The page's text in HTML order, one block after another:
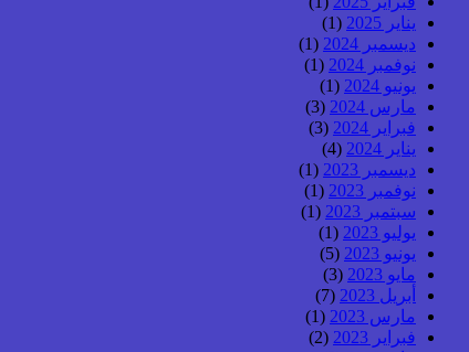
يناير 2025
(1)
ديسمبر 2024
(1)
نوفمبر 2024
(1)
يونيو 2024
(1)
مارس 2024
(3)
فبراير 2024
(3)
يناير 2024
(4)
ديسمبر 2023
(1)
نوفمبر 2023
(1)
سبتمبر 2023
(1)
يوليو 2023
(1)
يونيو 2023
(5)
مايو 2023
(3)
أبريل 2023
(7)
مارس 2023
(1)
فبراير 2023
(2)